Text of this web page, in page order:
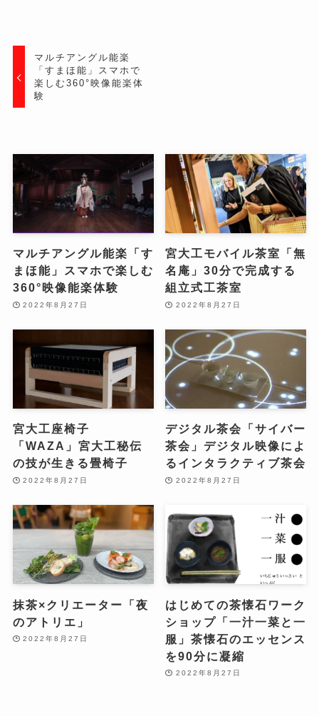
マルチアングル能楽
「すまほ能」スマホで
楽しむ360°映像能楽体
験
マルチアングル能楽「す
まほ能」スマホで楽しむ
360°映像能楽体験
2022年8月27日
宮大工モバイル茶室「無
名庵」30分で完成する
組立式工茶室
2022年8月27日
宮大工座椅子
「WAZA」宮大工秘伝
の技が生きる畳椅子
2022年8月27日
デジタル茶会「サイバー
茶会」デジタル映像によ
るインタラクティブ茶会
2022年8月27日
抹茶×クリエーター「夜
のアトリエ」
2022年8月27日
はじめての茶懐石ワーク
ショップ「一汁一菜と一
服」茶懐石のエッセンス
を90分に凝縮
2022年8月27日